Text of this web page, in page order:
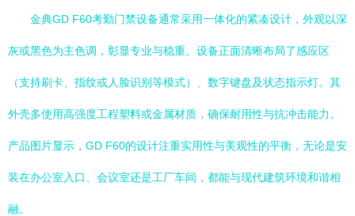
金典GD F60考勤门禁设备通常采用一体化的紧凑设计，外观以深
灰或黑色为主色调，彰显专业与稳重。设备正面清晰布局了感应区
（支持刷卡、指纹或人脸识别等模式）、数字键盘及状态指示灯。其
外壳多使用高强度工程塑料或金属材质，确保耐用性与抗冲击能力。
产品图片显示，GD F60的设计注重实用性与美观性的平衡，无论是安
装在办公室入口、会议室还是工厂车间，都能与现代建筑环境和谐相
融。